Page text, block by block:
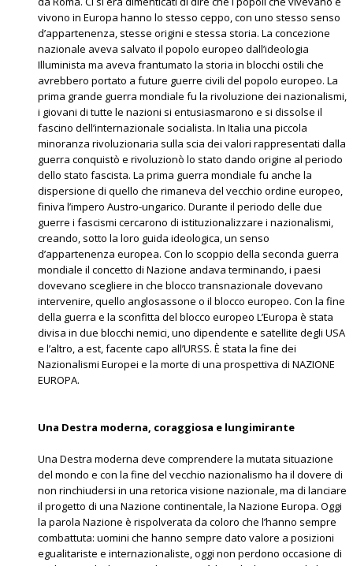
vivono in Europa hanno lo stesso ceppo, con uno stesso senso
d’appartenenza, stesse origini e stessa storia. La concezione
nazionale aveva salvato il popolo europeo dall’ideologia
Illuminista ma aveva frantumato la storia in blocchi ostili che
avrebbero portato a future guerre civili del popolo europeo. La
prima grande guerra mondiale fu la rivoluzione dei nazionalismi,
i giovani di tutte le nazioni si entusiasmarono e si dissolse il
fascino dell’internazionale socialista. In Italia una piccola
minoranza rivoluzionaria sulla scia dei valori rappresentati dalla
guerra conquistò e rivoluzionò lo stato dando origine al periodo
dello stato fascista. La prima guerra mondiale fu anche la
dispersione di quello che rimaneva del vecchio ordine europeo,
finiva l’impero Austro-ungarico. Durante il periodo delle due
guerre i fascismi cercarono di istituzionalizzare i nazionalismi,
creando, sotto la loro guida ideologica, un senso
d’appartenenza europea. Con lo scoppio della seconda guerra
mondiale il concetto di Nazione andava terminando, i paesi
dovevano scegliere in che blocco transnazionale dovevano
intervenire, quello anglosassone o il blocco europeo. Con la fine
della guerra e la sconfitta del blocco europeo L’Europa è stata
divisa in due blocchi nemici, uno dipendente e satellite degli USA
e l’altro, a est, facente capo all’URSS. È stata la fine dei
Nazionalismi Europei e la morte di una prospettiva di NAZIONE
EUROPA.
Una Destra moderna, coraggiosa e lungimirante
Una Destra moderna deve comprendere la mutata situazione
del mondo e con la fine del vecchio nazionalismo ha il dovere di
non rinchiudersi in una retorica visione nazionale, ma di lanciare
il progetto di una Nazione continentale, la Nazione Europa. Oggi
la parola Nazione è rispolverata da coloro che l’hanno sempre
combattuta: uomini che hanno sempre dato valore a posizioni
egualitariste e internazionaliste, oggi non perdono occasione di